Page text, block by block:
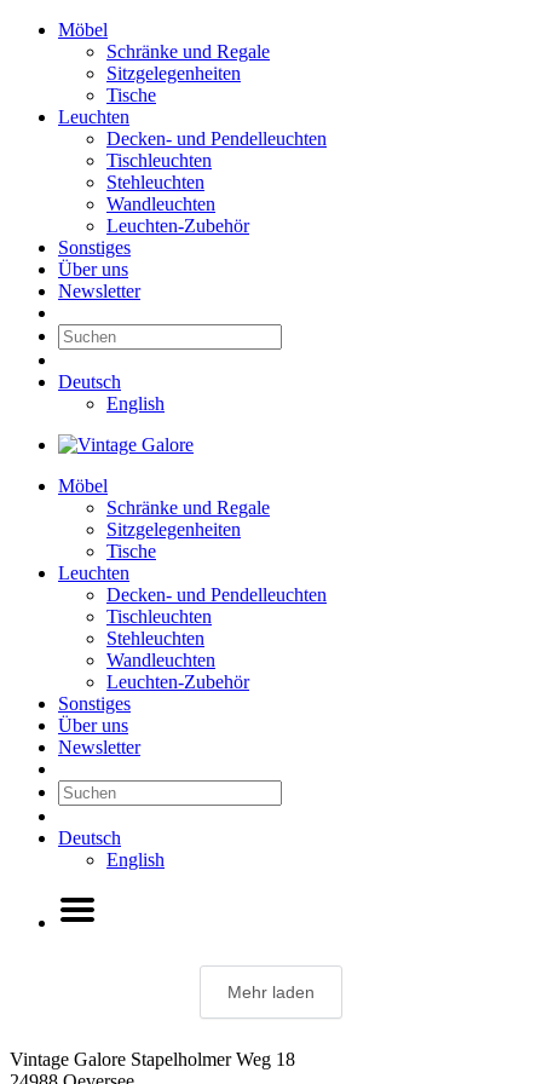
Möbel
Schränke und Regale
Sitzgelegenheiten
Tische
Leuchten
Decken- und Pendelleuchten
Tischleuchten
Stehleuchten
Wandleuchten
Leuchten-Zubehör
Sonstiges
Über uns
Newsletter
Deutsch
English
Möbel
Schränke und Regale
Sitzgelegenheiten
Tische
Leuchten
Decken- und Pendelleuchten
Tischleuchten
Stehleuchten
Wandleuchten
Leuchten-Zubehör
Sonstiges
Über uns
Newsletter
Deutsch
English
Mehr laden
Vintage Galore Stapelholmer Weg 18